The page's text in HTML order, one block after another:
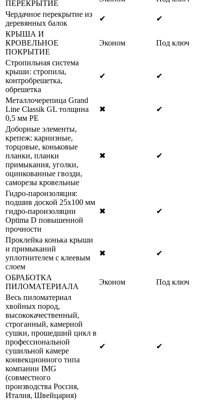
ПЕРЕКРЫТИЕ
Чердачное перекрытие из
деревянных балок
✔
✔
КРЫША И
КРОВЕЛЬНОЕ
ПОКРЫТИЕ
Эконом Под ключ
Стропильная система
крыши: стропила,
контробрешетка,
обрешетка
✔ ✔
Металлочерепица Grand
Line Classik GL толщина
0,5 мм РЕ
✖ ✔
Доборные элементы,
крепеж: карнизные,
торцовые, коньковые
планки, планки
примыкания, уголки,
оцинкованные гвозди,
саморезы кровельные
✖ ✔
Гидро-пароизоляция:
подшив доской 25х100 мм
гидро-пароизоляции
Optima D повышенной
прочности
✖ ✔
Проклейка конька крыши
и примыканий
уплотнителем с клеевым
слоем
✖ ✔
ОБРАБОТКА
ПИЛОМАТЕРИАЛА
Эконом
Под ключ
Весь пиломатериал
хвойных пород,
высококачественный,
строганный, камерной
сушки, прошедший цикл в
профессиональной
сушильной камере
конвекционного типа
компании IMG
(совместного
производства Россия,
Италия, Швейцария)
✔ ✔